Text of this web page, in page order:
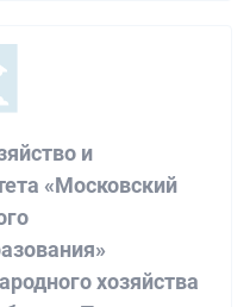
и
«Московский
хозяйства